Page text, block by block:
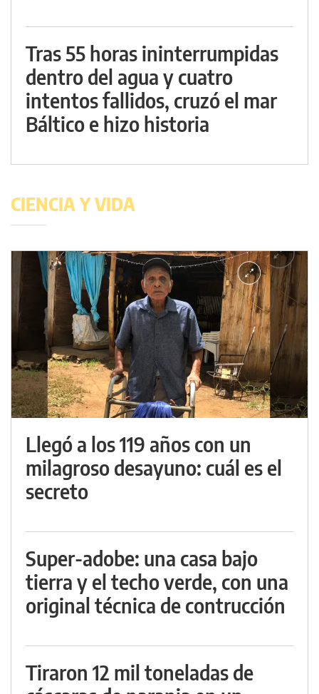
Tras 55 horas ininterrumpidas
dentro del agua y cuatro
intentos fallidos, cruzó el mar
Báltico e hizo historia
CIENCIA Y VIDA
Llegó a los 119 años con un
milagroso desayuno: cuál es el
secreto
Super-adobe: una casa bajo
tierra y el techo verde, con una
original técnica de contrucción
Tiraron 12 mil toneladas de